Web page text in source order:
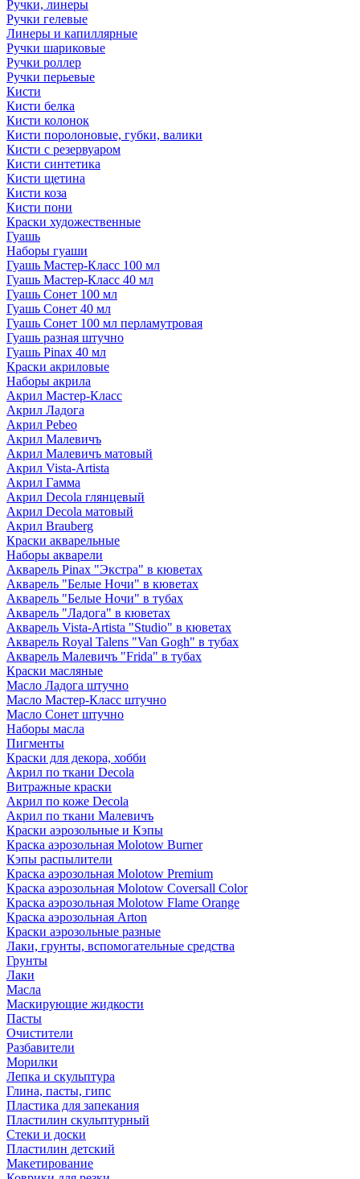
Ручки, линеры
Ручки гелевые
Линеры и капиллярные
Ручки шариковые
Ручки роллер
Ручки перьевые
Кисти
Кисти белка
Кисти колонок
Кисти поролоновые, губки, валики
Кисти с резервуаром
Кисти синтетика
Кисти щетина
Кисти коза
Кисти пони
Краски художественные
Гуашь
Наборы гуаши
Гуашь Мастер-Класс 100 мл
Гуашь Мастер-Класс 40 мл
Гуашь Сонет 100 мл
Гуашь Сонет 40 мл
Гуашь Сонет 100 мл перламутровая
Гуашь разная штучно
Гуашь Pinax 40 мл
Краски акриловые
Наборы акрила
Акрил Мастер-Класс
Акрил Ладога
Акрил Pebeo
Акрил Малевичъ
Акрил Малевичъ матовый
Акрил Vista-Artista
Акрил Гамма
Акрил Decola глянцевый
Акрил Decola матовый
Акрил Brauberg
Краски акварельные
Наборы акварели
Акварель Pinax "Экстра" в кюветах
Акварель "Белые Ночи" в кюветах
Акварель "Белые Ночи" в тубах
Акварель "Ладога" в кюветах
Акварель Vista-Artista "Studio" в кюветах
Акварель Royal Talens "Van Gogh" в тубах
Акварель Малевичъ "Frida" в тубах
Краски масляные
Масло Ладога штучно
Масло Мастер-Класс штучно
Масло Сонет штучно
Наборы масла
Пигменты
Краски для декора, хобби
Акрил по ткани Decola
Витражные краски
Акрил по коже Decola
Акрил по ткани Малевичъ
Краски аэрозольные и Кэпы
Краска аэрозольная Molotow Burner
Кэпы распылители
Краска аэрозольная Molotow Premium
Краска аэрозольная Molotow Coversall Color
Краска аэрозольная Molotow Flame Orange
Краска аэрозольная Arton
Краски аэрозольные разные
Лаки, грунты, вспомогательные средства
Грунты
Лаки
Масла
Маскирующие жидкости
Пасты
Очистители
Разбавители
Морилки
Лепка и скульптура
Глина, пасты, гипс
Пластика для запекания
Пластилин скульптурный
Стеки и доски
Пластилин детский
Макетирование